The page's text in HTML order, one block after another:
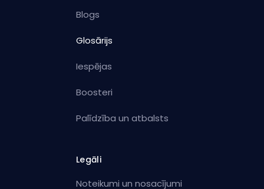
Blogs
Glosārijs
Iespējas
Boosteri
Palīdzība un atbalsts
Legāli
Noteikumi un nosacījumi